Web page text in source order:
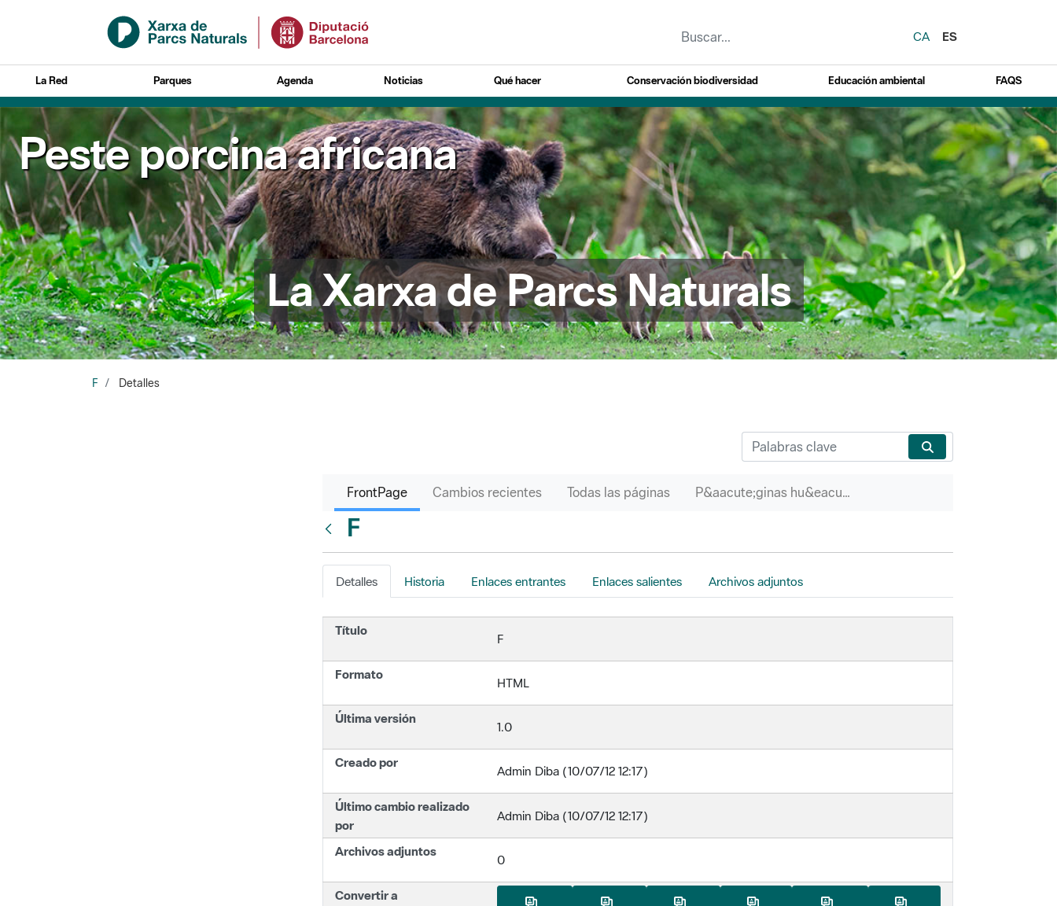
Saltar al contenido principal
CA
ES
La Red Parques Agenda Noticias Qué hacer Conservación biodiversidad Educación ambiental FAQS
Peste porcina africana
La Xarxa de Parcs Naturals
F Detalles
FrontPage Cambios recientes Todas las páginas P&aacute;ginas hu&eacute;rfanas
F
Detalles Historia Enlaces entrantes Enlaces salientes Archivos adjuntos
Título
F
Formato
HTML
Última versión
1.0
Creado por
Admin Diba (10/07/12 12:17)
Último cambio realizado
por
Admin Diba (10/07/12 12:17)
Archivos adjuntos
0
Convertir a